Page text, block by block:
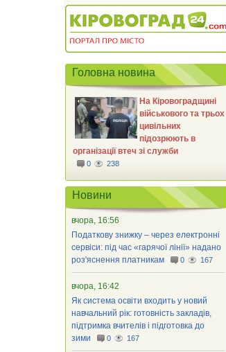
Головна новина
На Кіровоградщині
військового та трьох
цивільних
підозрюють в
організації втеч зі служби
0 238
Новини
вчора, 16:56
Податкову знижку – через електронні
сервіси: під час «гарячої лінії» надано
роз'яснення платникам
0 167
вчора, 16:42
Як система освіти входить у новий
навчальний рік: готовність закладів,
підтримка вчителів і підготовка до
зими
0 167